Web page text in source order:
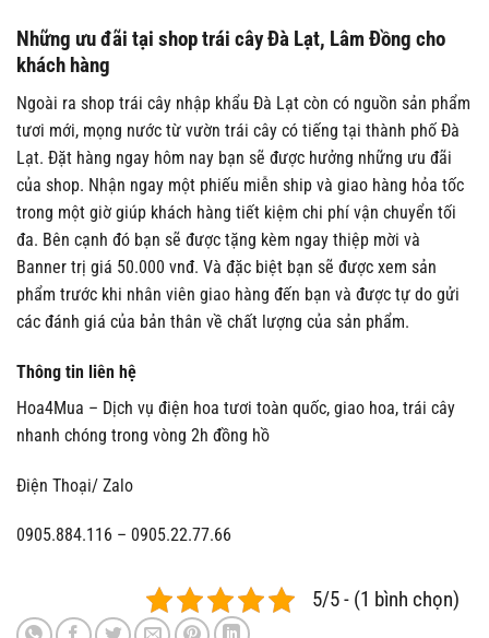
Những ưu đãi tại shop trái cây Đà Lạt, Lâm Đồng cho
khách hàng
Ngoài ra shop trái cây nhập khẩu Đà Lạt còn có nguồn sản phẩm
tươi mới, mọng nước từ vườn trái cây có tiếng tại thành phố Đà
Lạt. Đặt hàng ngay hôm nay bạn sẽ được hưởng những ưu đãi
của shop. Nhận ngay một phiếu miễn ship và giao hàng hỏa tốc
trong một giờ giúp khách hàng tiết kiệm chi phí vận chuyển tối
đa. Bên cạnh đó bạn sẽ được tặng kèm ngay thiệp mời và
Banner trị giá 50.000 vnđ. Và đặc biệt bạn sẽ được xem sản
phẩm trước khi nhân viên giao hàng đến bạn và được tự do gửi
các đánh giá của bản thân về chất lượng của sản phẩm.
Thông tin liên hệ
Hoa4Mua – Dịch vụ điện hoa tươi toàn quốc, giao hoa, trái cây
nhanh chóng trong vòng 2h đồng hồ
Điện Thoại/ Zalo
0905.884.116 – 0905.22.77.66
5/5 - (1 bình chọn)